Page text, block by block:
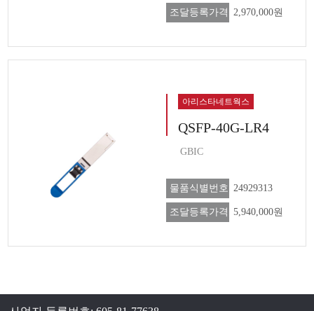
조달등록가격 2,970,000원
아리스타네트웍스
QSFP-40G-LR4
GBIC
물품식별번호 24929313
조달등록가격 5,940,000원